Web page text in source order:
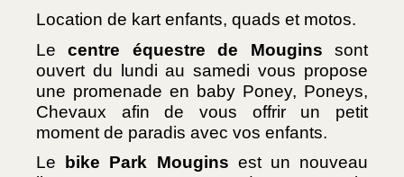
Location de kart enfants, quads et motos.
Le centre équestre de Mougins sont
ouvert du lundi au samedi vous propose
une promenade en baby Poney, Poneys,
Chevaux afin de vous offrir un petit
moment de paradis avec vos enfants.
Le
bike Park Mougins est un nouveau